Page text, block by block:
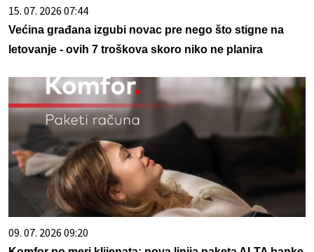
15. 07. 2026 07:44
Većina građana izgubi novac pre nego što stigne na
letovanje - ovih 7 troškova skoro niko ne planira
09. 07. 2026 09:20